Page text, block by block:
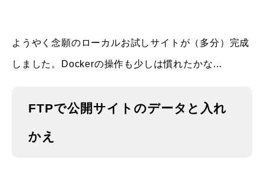
ようやく念願のローカルお試しサイトが（多分）完成
しました。Dockerの操作も少しは慣れたかな…
FTPで公開サイトのデータと入れ
かえ